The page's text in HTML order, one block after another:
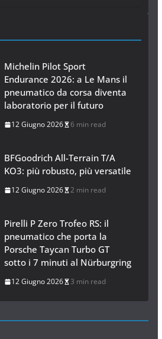
Michelin Pilot Sport
Endurance 2026: a Le Mans il
pneumatico da corsa diventa
laboratorio per il futuro
12 Giugno 2026 6 min read
BFGoodrich All-Terrain T/A
KO3: più robusto, più versatile
12 Giugno 2026 2 min read
Pirelli P Zero Trofeo RS: il
pneumatico che porta la
Porsche Taycan Turbo GT
sotto i 7 minuti al Nürburgring
12 Giugno 2026 3 min read